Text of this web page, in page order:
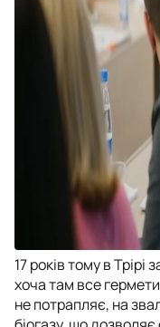
17 років тому в Трірі
хоча там все
не потрапляє, на